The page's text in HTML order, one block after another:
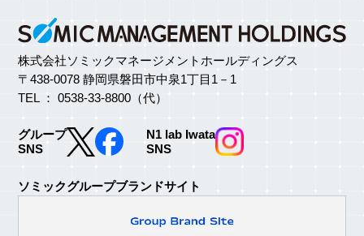
株式会社ソミックマネージメントホールディングス
〒438-0078 静岡県磐田市中泉1丁目1－1
TEL ： 0538-33-8800（代）
グループ
SNS
N1 lab Iwata
SNS
ソミックグループブランドサイト